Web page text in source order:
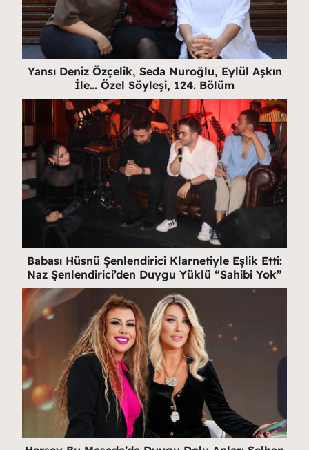
Yansı Deniz Özçelik, Seda Nuroğlu, Eylül Aşkın
İle… Özel Söyleşi, 124. Bölüm
Babası Hüsnü Şenlendirici Klarnetiyle Eşlik Etti:
Naz Şenlendirici’den Duygu Yüklü “Sahibi Yok”